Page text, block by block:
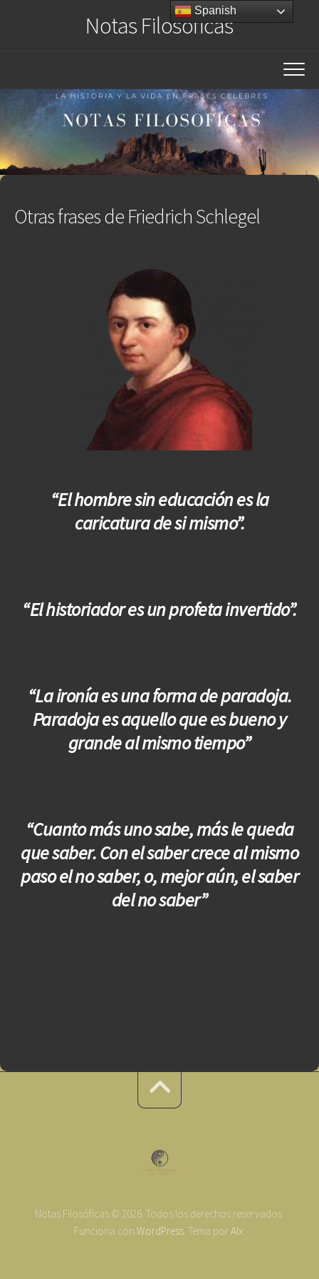
Notas Filosóficas
Otras frases de Friedrich Schlegel
“El hombre sin educación es la
caricatura de si mismo”.
“El historiador es un profeta invertido”.
“La ironía es una forma de paradoja.
Paradoja es aquello que es bueno y
grande al mismo tiempo”
“Cuanto más uno sabe, más le queda
que saber. Con el saber crece al mismo
paso el no saber, o, mejor aún, el saber
del no saber”
Notas Filosóficas © 2026. Todos los derechos reservados.
Funciona con WordPress. Tema porAlx.
Spanish